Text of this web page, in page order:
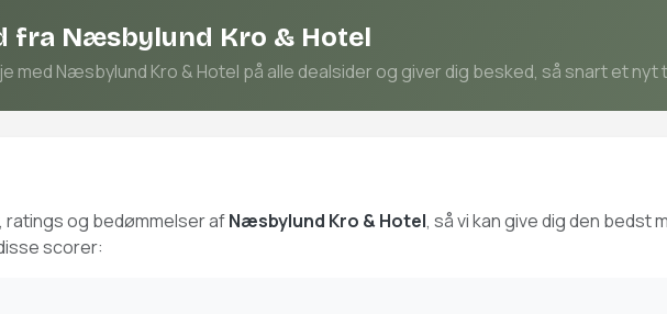
fra Næsbylund Kro & Hotel
Næsbylund Kro & Hotel på alle dealsider og giver dig besked, så snart et nyt
ratings og bedømmelser afNæsbylund Kro & Hotel, så vi kan give dig den bedst
scorer: